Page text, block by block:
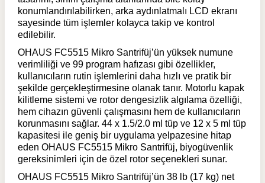
konumlandırılabilirken, arka aydınlatmalı LCD ekranı
sayesinde tüm işlemler kolayca takip ve kontrol
edilebilir.
OHAUS FC5515 Mikro Santrifüj’ün yüksek numune
verimliliği ve 99 program hafızası gibi özellikler,
kullanıcıların rutin işlemlerini daha hızlı ve pratik bir
şekilde gerçekleştirmesine olanak tanır. Motorlu kapak
kilitleme sistemi ve rotor dengesizlik algılama özelliği,
hem cihazın güvenli çalışmasını hem de kullanıcıların
korunmasını sağlar. 44 x 1.5/2.0 ml tüp ve 12 x 5 ml tüp
kapasitesi ile geniş bir uygulama yelpazesine hitap
eden OHAUS FC5515 Mikro Santrifüj, biyogüvenlik
gereksinimleri için de özel rotor seçenekleri sunar.
OHAUS FC5515 Mikro Santrifüj’ün 38 lb (17 kg) net